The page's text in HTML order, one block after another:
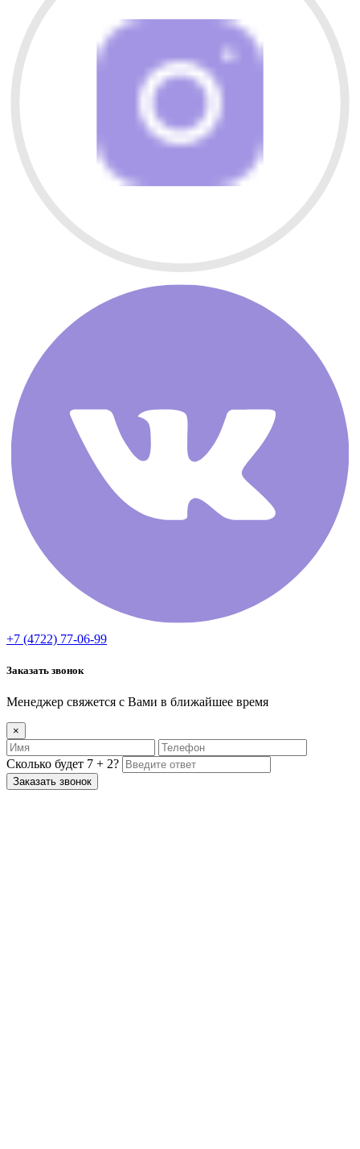
+7 (4722) 77-06-99
Заказать звонок
Менеджер свяжется с Вами в ближайшее время
×
Сколько будет 7 + 2?